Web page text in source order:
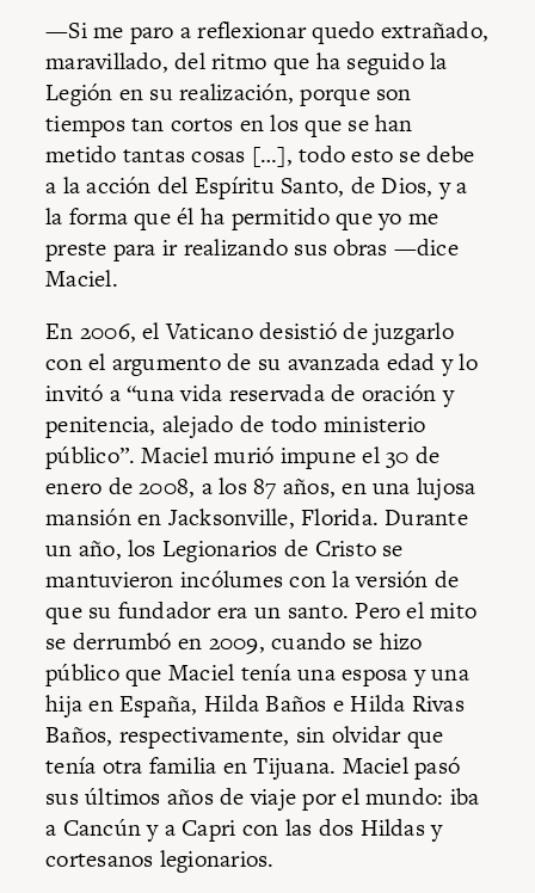
—Si me paro a reflexionar quedo extrañado,
maravillado, del ritmo que ha seguido la
Legión en su realización, porque son
tiempos tan cortos en los que se han
metido tantas cosas […], todo esto se debe
a la acción del Espíritu Santo, de Dios, y a
la forma que él ha permitido que yo me
preste para ir realizando sus obras —dice
Maciel.
En 2006, el Vaticano desistió de juzgarlo
con el argumento de su avanzada edad y lo
invitó a “una vida reservada de oración y
penitencia, alejado de todo ministerio
público”. Maciel murió impune el 30 de
enero de 2008, a los 87 años, en una lujosa
mansión en Jacksonville, Florida. Durante
un año, los Legionarios de Cristo se
mantuvieron incólumes con la versión de
que su fundador era un santo. Pero el mito
se derrumbó en 2009, cuando se hizo
público que Maciel tenía una esposa y una
hija en España, Hilda Baños e Hilda Rivas
Baños, respectivamente, sin olvidar que
tenía otra familia en Tijuana. Maciel pasó
sus últimos años de viaje por el mundo: iba
a Cancún y a Capri con las dos Hildas y
cortesanos legionarios.